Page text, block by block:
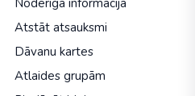
Noderīga informācija
Atstāt atsauksmi
Dāvanu kartes
Atlaides grupām